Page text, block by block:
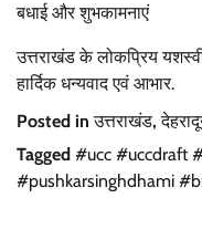
बधाई और शुभकामनाएं
उत्तराखंड के लोकप्रिय
हार्दिक धन्यवाद एवं आभार.
Posted inउत्तराखंड,
Tagged #ucc #uccdraft
#pushkarsinghdhami